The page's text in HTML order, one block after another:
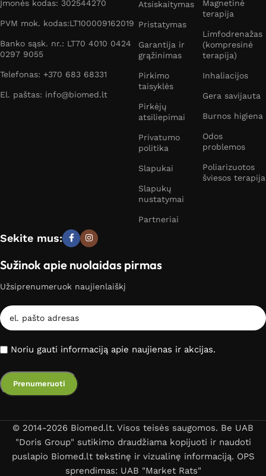
Įmonės kodas: 302544270
PVM mok. kodas:LT100009162019
Banko sąsk. nr.: LT70 4010 0424
0297 9055
Telefonas: +370 683 68331
El. paštas: info@biomed.lt
Atsiskaitymas
Pristatymas
Garantija ir
grąžinimas
Pirkimo
taisyklės
Pirkėjų
atsiliepimai
Privatumo
politika
Slapukai
Slapukų
nustatymai
Partneriai
Magnetinė
terapija
Limfodrenažas
(kompresinė
terapija)
Inhaliacijos
Gera savijauta
Burnos higiena
Odos
problemos
Poliarizuotos
šviesos terapija
Sekite mus:
Sužinok apie nuolaidas pirmas
Užsiprenumeruok naujienlaiškį
Noriu gauti informaciją apie naujienas ir akcijas.
© 2014-2026 Biomed.lt. Visos teisės saugomos. Be UAB
"Doris Group" sutikimo draudžiama kopijuoti ir naudoti
puslapio Biomed.lt tekstinę ir vizualinę informaciją. OPS
sprendimas: UAB "Market Rats"